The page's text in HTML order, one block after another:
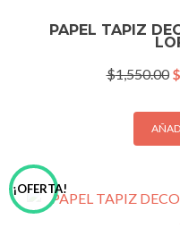
PAPEL TAPIZ
$1,550.00 $
¡OFERTA!